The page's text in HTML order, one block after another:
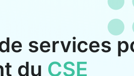
services
du CSE